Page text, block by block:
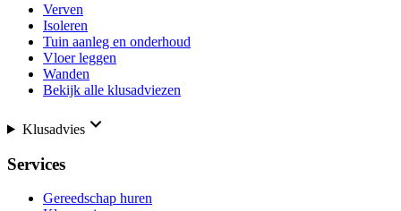
Verven
Isoleren
Tuin aanleg en onderhoud
Vloer leggen
Wanden
Bekijk alle klusadviezen
Klusadvies
Services
Gereedschap huren